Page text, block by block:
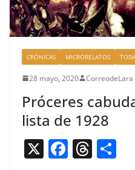
CRÓNICAS MICRORELATOS
28 mayo, 2020 CorreodeLara
Próceres
lista de 1928
X F T